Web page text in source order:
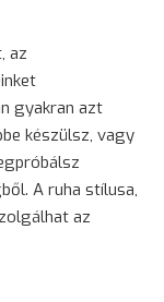
az
gyakran azt
készülsz, vagy
A ruha stílusa,
az